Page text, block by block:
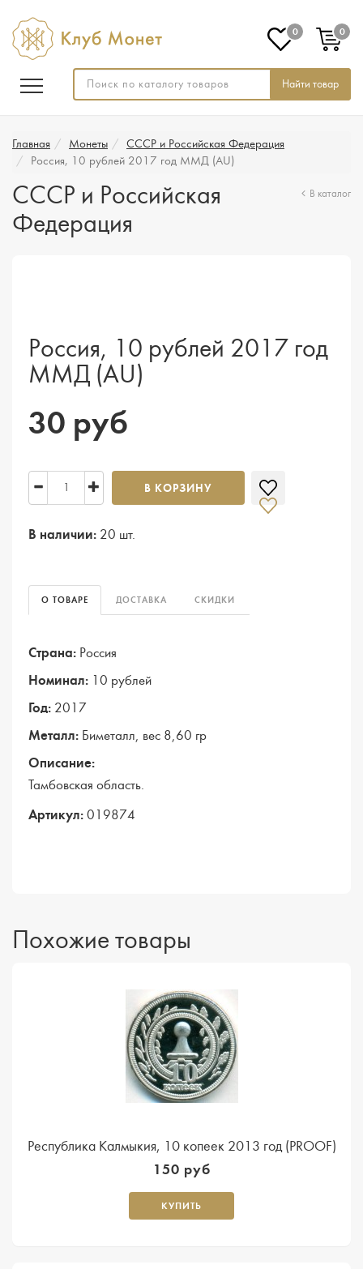
Найти товар
0 0
Главная Монеты
СССР и Российская Федерация
Россия, 10 рублей 2017 год ММД (AU)
СССР и Российская
Федерация
В каталог
Россия, 10 рублей 2017 год
ММД (AU)
30 руб
В КОРЗИНУ
В наличии: 20 шт.
О ТОВАРЕ ДОСТАВКА СКИДКИ
Страна: Россия
Номинал: 10 рублей
Год: 2017
Металл: Биметалл, вес 8,60 гр
Описание:
Тамбовская область.
Артикул: 019874
Похожие товары
Республика Калмыкия, 10 копеек 2013 год (PROOF)
150 руб
КУПИТЬ